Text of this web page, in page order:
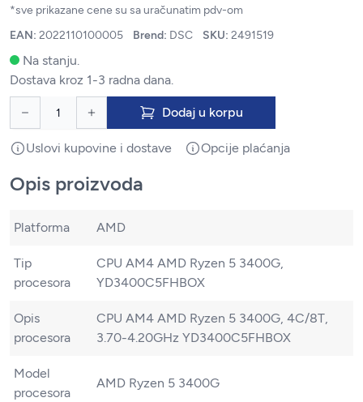
*sve prikazane cene su sa uračunatim pdv-om
EAN: 2022110100005 Brend: DSC SKU: 2491519
Na stanju.
Dostava kroz 1-3 radna dana.
Dodaj u korpu
Uslovi kupovine i dostave Opcije plaćanja
Opis proizvoda
Platforma AMD
Tip
procesora
CPU AM4 AMD Ryzen 5 3400G,
YD3400C5FHBOX
Opis
procesora
CPU AM4 AMD Ryzen 5 3400G, 4C/8T,
3.70-4.20GHz YD3400C5FHBOX
Model
procesora
AMD Ryzen 5 3400G